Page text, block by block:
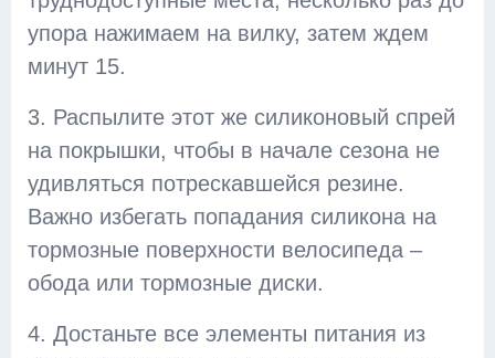
упора нажимаем на вилку, затем ждем
минут 15.
3. Распылите этот же силиконовый спрей
на покрышки, чтобы в начале сезона не
удивляться потрескавшейся резине.
Важно избегать попадания силикона на
тормозные поверхности велосипеда –
обода или тормозные диски.
4. Достаньте все элементы питания из